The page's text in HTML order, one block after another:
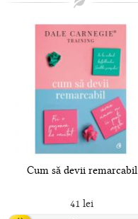
Cum să devii remarcabil
41 lei